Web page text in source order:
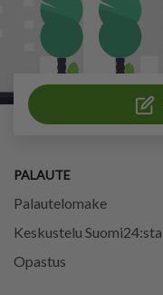
PALAUTE
Palautelomake
Keskustelu Suomi24:sta
Opastus